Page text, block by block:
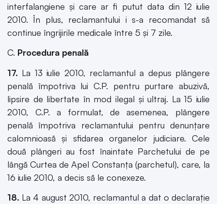
interfalangiene şi care ar fi putut data din 12 iulie
2010. În plus, reclamantului i s-a recomandat să
continue îngrijirile medicale între 5 şi 7 zile.
C. Procedura penală
17. La 13 iulie 2010, reclamantul a depus plângere
penală împotriva lui C.P. pentru purtare abuzivă,
lipsire de libertate în mod ilegal şi ultraj. La 15 iulie
2010, C.P. a formulat, de asemenea, plângere
penală împotriva reclamantului pentru denunţare
calomnioasă şi sfidarea organelor judiciare. Cele
două plângeri au fost înaintate Parchetului de pe
lângă Curtea de Apel Constanţa (parchetul), care, la
16 iulie 2010, a decis să le conexeze.
18. La 4 august 2010, reclamantul a dat o declaraţie